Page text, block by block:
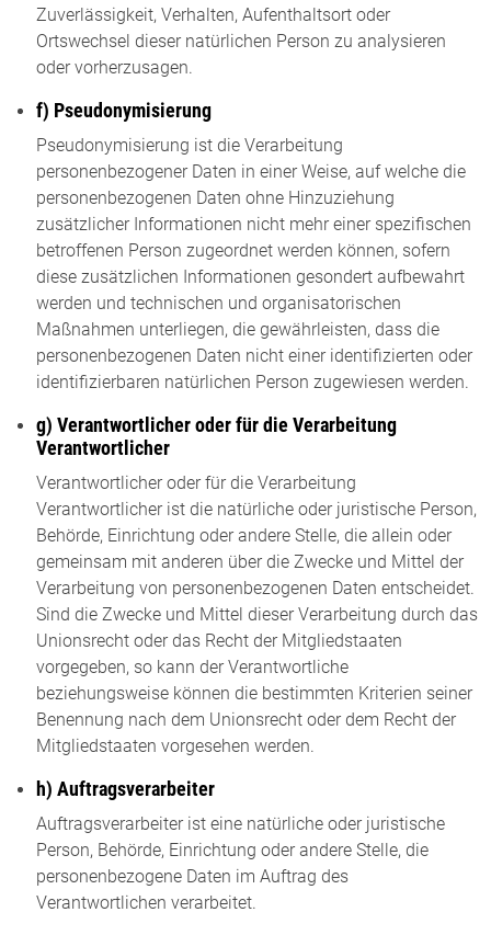
Zuverlässigkeit, Verhalten, Aufenthaltsort oder
Ortswechsel dieser natürlichen Person zu analysieren
oder vorherzusagen.
f) Pseudonymisierung
Pseudonymisierung ist die Verarbeitung
personenbezogener Daten in einer Weise, auf welche die
personenbezogenen Daten ohne Hinzuziehung
zusätzlicher Informationen nicht mehr einer spezifischen
betroffenen Person zugeordnet werden können, sofern
diese zusätzlichen Informationen gesondert aufbewahrt
werden und technischen und organisatorischen
Maßnahmen unterliegen, die gewährleisten, dass die
personenbezogenen Daten nicht einer identifizierten oder
identifizierbaren natürlichen Person zugewiesen werden.
g) Verantwortlicher oder für die Verarbeitung
Verantwortlicher
Verantwortlicher oder für die Verarbeitung
Verantwortlicher ist die natürliche oder juristische Person,
Behörde, Einrichtung oder andere Stelle, die allein oder
gemeinsam mit anderen über die Zwecke und Mittel der
Verarbeitung von personenbezogenen Daten entscheidet.
Sind die Zwecke und Mittel dieser Verarbeitung durch das
Unionsrecht oder das Recht der Mitgliedstaaten
vorgegeben, so kann der Verantwortliche
beziehungsweise können die bestimmten Kriterien seiner
Benennung nach dem Unionsrecht oder dem Recht der
Mitgliedstaaten vorgesehen werden.
h) Auftragsverarbeiter
Auftragsverarbeiter ist eine natürliche oder juristische
Person, Behörde, Einrichtung oder andere Stelle, die
personenbezogene Daten im Auftrag des
Verantwortlichen verarbeitet.